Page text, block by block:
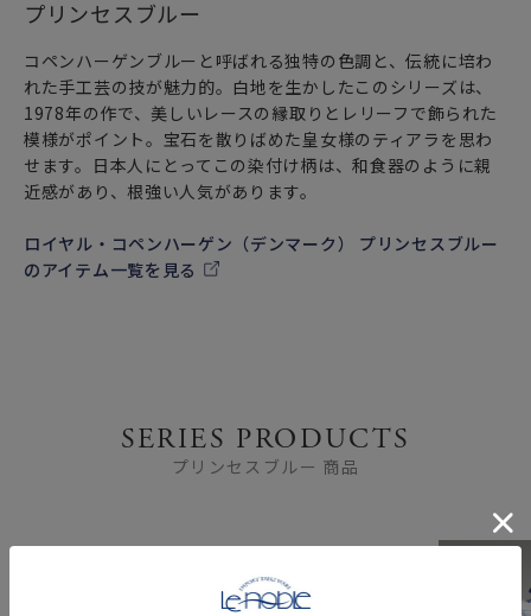
プリンセスブルー
コペンハーゲンブルーと呼ばれる独特の色調と、伝統に培わ
れた手工芸の技が魅力的。白地を生かしたこのシリーズは、
1978年の作で、美しいレースの縁取りとレリーフで飾られた
模様がポイント。宝石を散りばめた皇女様のティアラを思わ
せます。日本人にとってこの染付け柄は、和食器のように親
近感があり、根強い人気があります。
ロイヤル・コペンハーゲン（デンマーク） プリンセスブルー
のアイテム一覧を見る
SERIES PRODUCTS
プリンセスブルー 商品